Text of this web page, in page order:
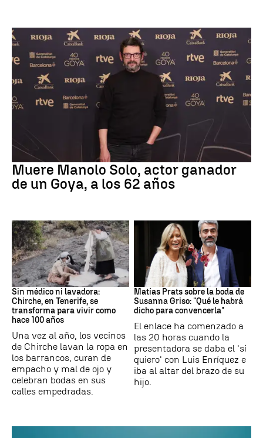
Actor
Muere Manolo Solo, actor ganador
de un Goya, a los 62 años
Canarias
Sin médico ni lavadora:
Chirche, en Tenerife, se
transforma para vivir como
hace 100 años
Una vez al año, los vecinos
de Chirche lavan la ropa en
los barrancos, curan de
empacho y mal de ojo y
celebran bodas en sus
calles empedradas.
Boda
Matías Prats sobre la boda de
Susanna Griso: "Qué le habrá
dicho para convencerla"
El enlace ha comenzado a
las 20 horas cuando la
presentadora se daba el 'sí
quiero' con Luis Enríquez e
iba al altar del brazo de su
hijo.